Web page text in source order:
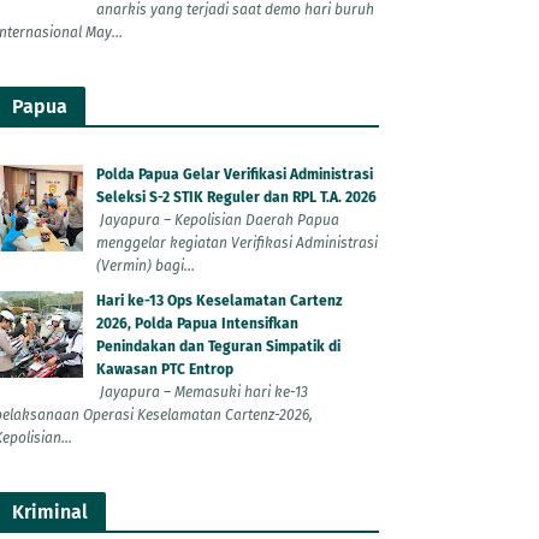
anarkis yang terjadi saat demo hari buruh
May...
Papua
Polda Papua Gelar Verifikasi Administrasi
Seleksi S-2 STIK Reguler dan RPL T.A. 2026
Jayapura – Kepolisian Daerah Papua
menggelar kegiatan Verifikasi Administrasi
(Vermin) bagi...
Hari ke-13 Ops Keselamatan Cartenz
2026, Polda Papua Intensifkan
Penindakan dan Teguran Simpatik di
Kawasan PTC Entrop
Jayapura – Memasuki hari ke-13
Operasi Keselamatan Cartenz-2026,
Kriminal